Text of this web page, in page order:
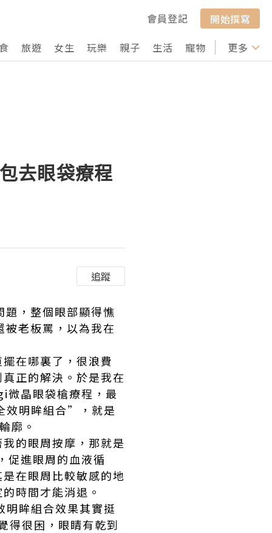
會員登記
開始撰寫
旅遊 女生 玩樂 親子 生活 寵物 行山 打卡
更多
去眼袋療程
追蹤
，整個眼部顯得憔
老板罵，以為我在
在哪裏了，很浪費
正的解決。於是我在
微晶眼袋槍療程，最
效明眸組合”，就是
廓。
的眼周按摩，那就是
促進眼周的血液循
在眼周比較敏感的地
時間才能消退。
眸組合效果其實挺
得很困，眼睛有乾到